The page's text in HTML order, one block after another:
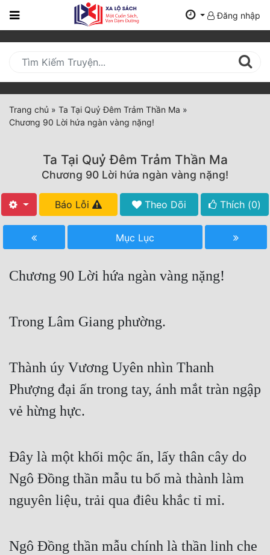
Trang
Mới
Cập
Nhật
(current)
Tất Cả
Hoàn Thành
Truyện Dịch
Truyện Nhập Môn
Truyện ngắn
Cung Đấu
Cạnh Kỹ
Cổ Đại
Đăng nhập
Trang chủ » Ta Tại Quỷ Đêm Trảm Thần Ma »
Chương 90 Lời hứa ngàn vàng nặng!
Ta Tại Quỷ Đêm Trảm Thần Ma
Chương 90 Lời hứa ngàn vàng nặng!
Báo Lỗi Theo Dõi Thích (0)
Mục Lục
Chương 90 Lời hứa ngàn vàng nặng!
Trong Lâm Giang phường.
Thành úy Vương Uyên nhìn Thanh
Phượng đại ấn trong tay, ánh mắt tràn ngập
vẻ hừng hực.
Đây là một khối mộc ấn, lấy thân cây do
Ngô Đồng thần mẫu tu bổ mà thành làm
nguyên liệu, trải qua điêu khắc tỉ mỉ.
Ngô Đồng thần mẫu chính là thần linh che